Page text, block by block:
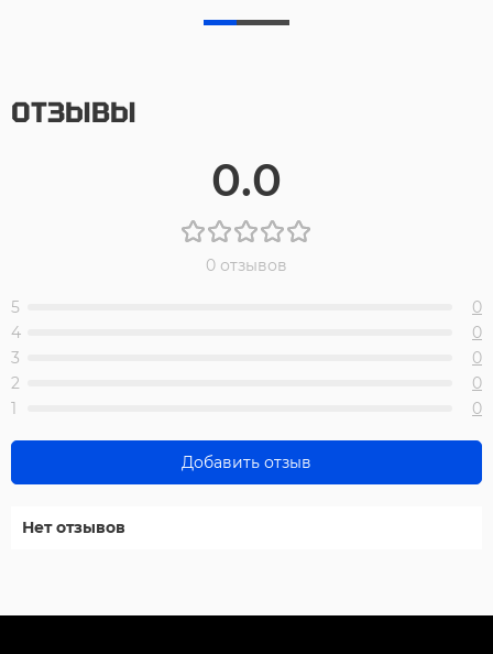
ОТЗЫВЫ
0.0
0 отзывов
5
0
4
0
3
0
2
0
1
0
Добавить отзыв
Нет отзывов